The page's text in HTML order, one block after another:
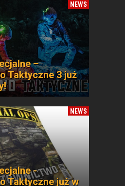
NEWS
–
Taktyczne 3 już
NEWS
-
Taktyczne już w